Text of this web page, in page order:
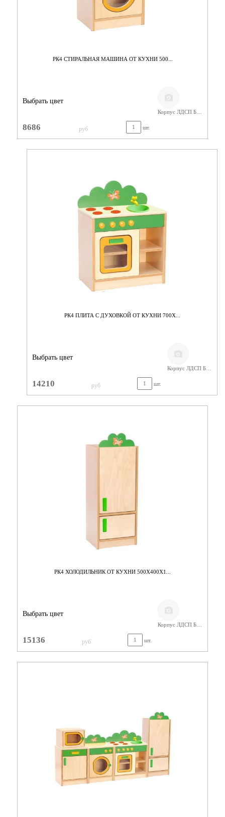
РК4 СТИРАЛЬНАЯ МАШИНА ОТ КУХНИ 500...
Выбрать цвет
Корпус ЛДСП Бук/ Фасад Цветной
8686 руб шт.
РК4 ПЛИТА С ДУХОВКОЙ ОТ КУХНИ 700Х...
Выбрать цвет
Корпус ЛДСП Бук/ Фасад Цветной
14210 руб шт.
РК4 ХОЛОДИЛЬНИК ОТ КУХНИ 500Х400Х1...
Выбрать цвет
Корпус ЛДСП Бук/ Фасад Цветной
15136 руб шт.